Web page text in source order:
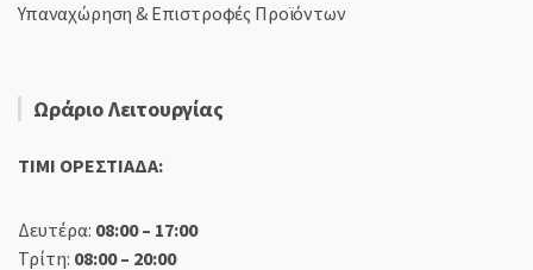
Υπαναχώρηση & Επιστροφές Προϊόντων
Ωράριο Λειτουργίας
TIMI ΟΡΕΣΤΙΑΔΑ:
Δευτέρα: 08:00 – 17:00
Τρίτη: 08:00 – 20:00